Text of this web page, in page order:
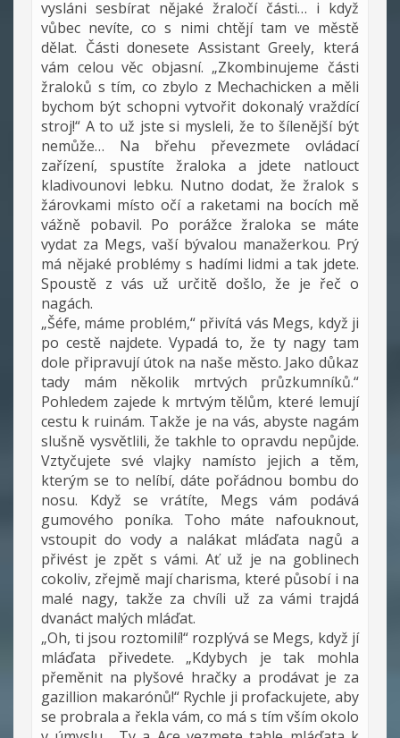
vysláni sesbírat nějaké žraločí části… i když
vůbec nevíte, co s nimi chtějí tam ve městě
dělat. Části donesete Assistant Greely, která
vám celou věc objasní. „Zkombinujeme části
žraloků s tím, co zbylo z Mechachicken a měli
bychom být schopni vytvořit dokonalý vraždící
stroj!“ A to už jste si mysleli, že to šílenější být
nemůže… Na břehu převezmete ovládací
zařízení, spustíte žraloka a jdete natlouct
kladivounovi lebku. Nutno dodat, že žralok s
žárovkami místo očí a raketami na bocích mě
vážně pobavil. Po porážce žraloka se máte
vydat za Megs, vaší bývalou manažerkou. Prý
má nějaké problémy s hadími lidmi a tak jdete.
Spoustě z vás už určitě došlo, že je řeč o
nagách.
„Šéfe, máme problém,“ přivítá vás Megs, když ji
po cestě najdete. Vypadá to, že ty nagy tam
dole připravují útok na naše město. Jako důkaz
tady mám několik mrtvých průzkumníků.“
Pohledem zajede k mrtvým tělům, které lemují
cestu k ruinám. Takže je na vás, abyste nagám
slušně vysvětlili, že takhle to opravdu nepůjde.
Vztyčujete své vlajky namísto jejich a těm,
kterým se to nelíbí, dáte pořádnou bombu do
nosu. Když se vrátíte, Megs vám podává
gumového poníka. Toho máte nafouknout,
vstoupit do vody a nalákat mláďata nagů a
přivést je zpět s vámi. Ať už je na goblinech
cokoliv, zřejmě mají charisma, které působí i na
malé nagy, takže za chvíli už za vámi trajdá
dvanáct malých mláďat.
„Oh, ti jsou roztomilí!“ rozplývá se Megs, když jí
mláďata přivedete. „Kdybych je tak mohla
přeměnit na plyšové hračky a prodávat je za
gazillion makarónů!“ Rychle ji profackujete, aby
se probrala a řekla vám, co má s tím vším okolo